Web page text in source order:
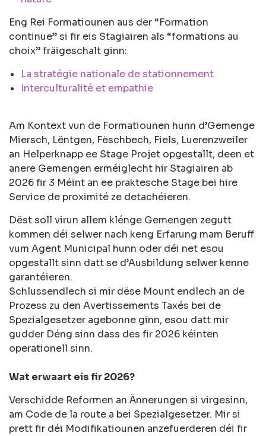
Eng Rei Formatiounen aus der “Formation
continue” si fir eis Stagiairen als “formations au
choix” fräigeschalt ginn:
La stratégie nationale de stationnement
Interculturalité et empathie
Am Kontext vun de Formatiounen hunn d’Gemenge
Miersch, Lëntgen, Fëschbech, Fiels, Luerenzweiler
an Helperknapp ee Stage Projet opgestallt, deen et
anere Gemengen erméiglecht hir Stagiairen ab
2026 fir 3 Méint an ee praktesche Stage bei hire
Service de proximité ze detachéieren.
Dëst soll virun allem klénge Gemengen zegutt
kommen déi selwer nach keng Erfarung mam Beruff
vum Agent Municipal hunn oder déi net esou
opgestallt sinn datt se d’Ausbildung selwer kenne
garantéieren.
Schlussendlech si mir dëse Mount endlech an de
Prozess zu den Avertissements Taxés bei de
Spezialgesetzer agebonne ginn, esou datt mir
gudder Déng sinn dass des fir 2026 kéinten
operationell sinn.
Wat erwaart eis fir 2026?
Verschidde Reformen an Ännerungen si virgesinn,
am Code de la route a bei Spezialgesetzer. Mir si
prett fir déi Modifikatiounen anzefuerderen déi fir